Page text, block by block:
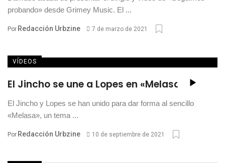
probando» desde Grimey Music. El ...
Por Redacción Urbzine 7 de marzo de 2021
VÍDEOS
El Jincho se une a Lopes en «Melasa»
El Jincho y Lopes se han unido para dar forma al sencillo
«Melasa», un tema ...
Por Redacción Urbzine 10 de septiembre de 2021